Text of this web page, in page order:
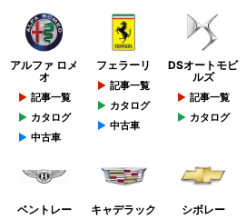
アルファ ロメ
オ
記事一覧
カタログ
中古車
フェラーリ
記事一覧
カタログ
中古車
DSオートモビ
ルズ
記事一覧
カタログ
ベントレー キャデラック シボレー